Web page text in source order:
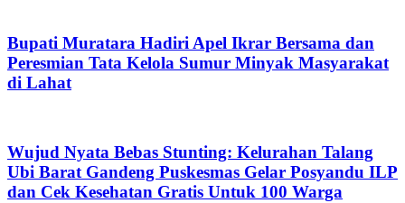
Bupati Muratara Hadiri Apel Ikrar Bersama dan
Peresmian Tata Kelola Sumur Minyak Masyarakat
di Lahat
Wujud Nyata Bebas Stunting: Kelurahan Talang
Ubi Barat Gandeng Puskesmas Gelar Posyandu ILP
dan Cek Kesehatan Gratis Untuk 100 Warga